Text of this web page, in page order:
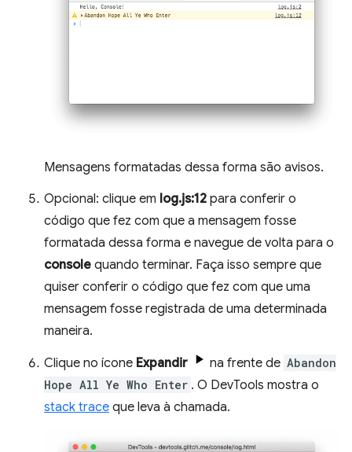
Mensagens formatadas dessa forma são avisos.
Opcional: clique em log.js:12 para conferir o
código que fez com que a mensagem fosse
formatada dessa forma e navegue de volta para o
console quando terminar. Faça isso sempre que
quiser conferir o código que fez com que uma
mensagem fosse registrada de uma determinada
maneira.
Clique no ícone Expandir na frente de Abandon
Hope All Ye Who Enter . O DevTools mostra o
stack trace que leva à chamada.